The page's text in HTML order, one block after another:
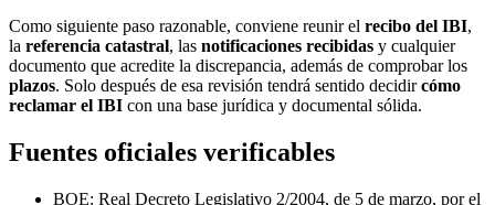
Como siguiente paso razonable, conviene reunir el recibo del IBI,
la referencia catastral, las notificaciones recibidas y cualquier
documento que acredite la discrepancia, además de comprobar los
plazos. Solo después de esa revisión tendrá sentido decidircómo
reclamar el IBI con una base jurídica y documental sólida.
Fuentes oficiales verificables
BOE: Real Decreto Legislativo 2/2004, de 5 de marzo, por el